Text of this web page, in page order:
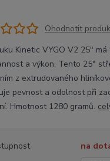
Ohodnotit
Kinetic VYGO V2 25"
a výkon. Tento 25"
z extrudovaného
pevnost a odolnost při
Hmotnost 1280 gramů.
na